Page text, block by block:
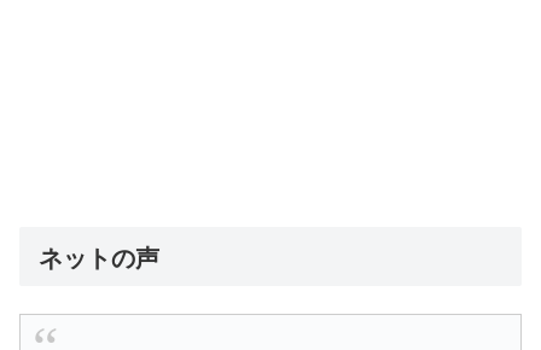
ネットの声